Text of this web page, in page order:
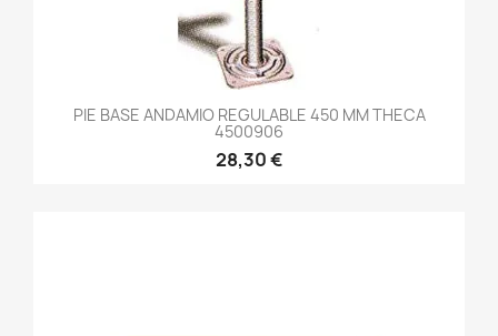
PIE BASE ANDAMIO REGULABLE 450 MM THECA
4500906
28,30 €